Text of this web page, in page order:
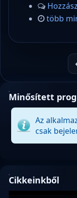
több
Minősített
Az
csak
Cikkeinkből